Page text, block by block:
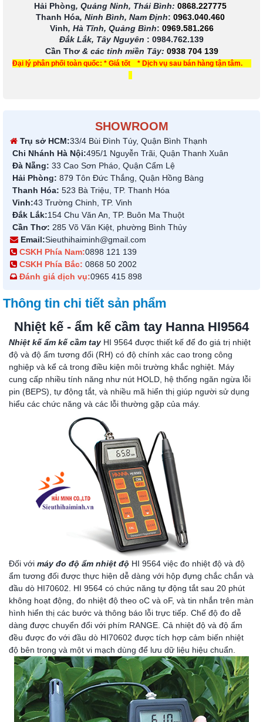
Hải Phòng, Quảng Ninh, Thái Bình: 0868.227775
Thanh Hóa, Ninh Bình, Nam Định: 0963.040.460
Vinh, Hà Tĩnh, Quảng Bình: 0969.581.266
Đắk Lắk, Tây Nguyên : 0984.762.139
Cần Thơ & các tỉnh miền Tây: 0938 704 139
Đại lý phân phối toàn quốc: * Giá tốt * Dịch vụ sau bán hàng tận tâm.
SHOWROOM
Trụ sở HCM:33/4 Bùi Đình Túy, Quận Bình Thạnh
Chi Nhánh Hà Nội:495/1 Nguyễn Trãi, Quận Thanh Xuân
Đà Nẵng: 33 Cao Sơn Pháo, Quận Cẩm Lệ
Hải Phòng: 879 Tôn Đức Thắng, Quận Hồng Bàng
Thanh Hóa: 523 Bà Triệu, TP. Thanh Hóa
Vinh:43 Trường Chinh, TP. Vinh
Đắk Lắk:154 Chu Văn An, TP. Buôn Ma Thuột
Cần Thơ: 285 Võ Văn Kiệt, phường Bình Thủy
Email:Sieuthihaiminh@gmail.com
CSKH Phía Nam:0898 121 139
CSKH Phía Bắc: 0868 50 2002
Đánh giá dịch vụ:0965 415 898
Thông tin chi tiết sản phẩm
Nhiệt kế - ẩm kế cầm tay Hanna HI9564
Nhiệt kế ẩm kế cầm tay HI 9564 được thiết kế để đo giá trị nhiệt
độ và độ ẩm tương đối (RH) có độ chính xác cao trong công
nghiệp và kể cả trong điều kiện môi trường khắc nghiệt. Máy
cung cấp nhiều tính năng như nút HOLD, hệ thống ngăn ngừa lỗi
pin (BEPS), tự động tắt, và nhiều mã hiển thị giúp người sử dụng
hiểu các chức năng và các lỗi thường gặp của máy.
Đối với máy đo độ ẩm nhiệt độ HI 9564 việc đo nhiệt độ và độ
ẩm tương đối được thực hiện dễ dàng với hộp đựng chắc chắn và
đầu dò HI70602. HI 9564 có chức năng tự động tắt sau 20 phút
không hoạt động, đo nhiệt độ theo oC và oF, và tin nhắn trên màn
hình hiển thị các bước và thông báo lỗi trực tiếp. Chế độ đo dễ
dàng được chuyển đổi với phím RANGE. Cả nhiệt độ và độ ẩm
đều được đo với đầu dò HI70602 được tích hợp cảm biến nhiệt
độ bên trong và một vi mạch dùng để lưu dữ liệu hiệu chuẩn.